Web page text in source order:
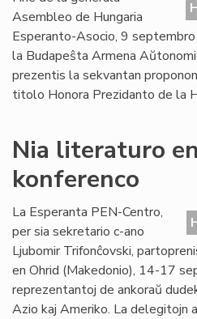
Asembleo de Hungaria
Esperanto-Asocio, 9
la Budapeŝta Armena
prezentis la sekvantan
titolo Honora Prezidanto de la
Nia literaturo
konferenco
La Esperanta PEN-Centro,
per sia sekretario c-ano
Ljubomir Trifonĉovski,
en Ohrid (Makedonio), 14-17
reprezentantoj de ankoraŭ
Azio kaj Ameriko. La delegitojn